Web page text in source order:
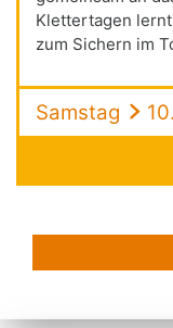
Klettertagen
zum Sichern im
Samstag